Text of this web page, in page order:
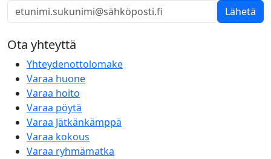
Lähetä
Ota yhteyttä
Yhteydenottolomake
Varaa huone
Varaa hoito
Varaa pöytä
Varaa Jätkänkämppä
Varaa kokous
Varaa ryhmämatka